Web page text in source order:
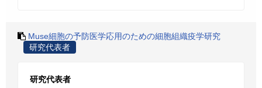
Muse細胞の予防医学応用のための細胞組織疫学研究
研究代表者
研究代表者